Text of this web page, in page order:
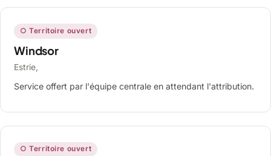
○ Territoire ouvert
Windsor
Estrie,
Service offert par l'équipe centrale en attendant l'attribution.
○ Territoire ouvert